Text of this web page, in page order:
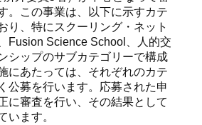
。この事業は、以下に示すカテ
り、特にスクーリング・ネット
Fusion Science School、人的交
シップのサブカテゴリーで構成
にあたっては、それぞれのカテ
公募を行います。応募された申
に審査を行い、その結果として
います。